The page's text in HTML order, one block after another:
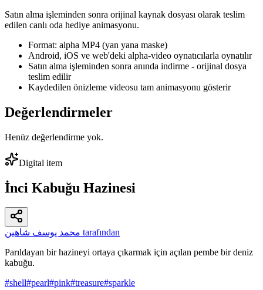
Satın alma işleminden sonra orijinal kaynak dosyası olarak teslim
edilen canlı oda hediye animasyonu.
Format: alpha MP4 (yan yana maske)
Android, iOS ve web'deki alpha-video oynatıcılarla oynatılır
Satın alma işleminden sonra anında indirme - orijinal dosya
teslim edilir
Kaydedilen önizleme videosu tam animasyonu gösterir
Değerlendirmeler
Henüz değerlendirme yok.
Digital item
İnci Kabuğu Hazinesi
محمد يوسف شاهين tarafından
Parıldayan bir hazineyi ortaya çıkarmak için açılan pembe bir deniz
kabuğu.
#shell#pearl#pink#treasure#sparkle